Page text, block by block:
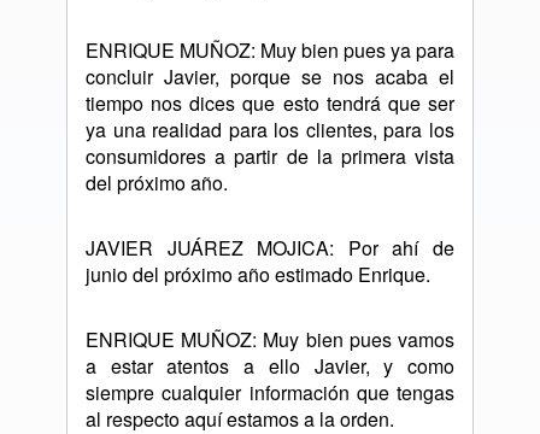
ENRIQUE MUÑOZ: Muy bien pues ya para
concluir Javier, porque se nos acaba el
tiempo nos dices que esto tendrá que ser
ya una realidad para los clientes, para los
consumidores a partir de la primera vista
del próximo año.
JAVIER JUÁREZ MOJICA: Por ahí de
junio del próximo año estimado Enrique.
ENRIQUE MUÑOZ: Muy bien pues vamos
a estar atentos a ello Javier, y como
siempre cualquier información que tengas
al respecto aquí estamos a la orden.